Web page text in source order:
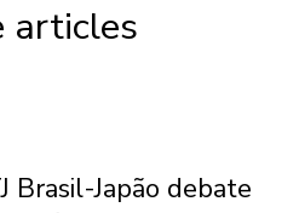
articles
Brasil-Japão debate